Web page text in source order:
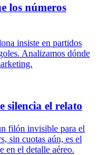
los números
insiste en partidos
Analizamos dónde
silencia el relato
filón invisible para el
sin cuotas aún, es el
en el detalle aéreo.